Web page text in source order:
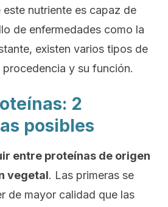
nutriente es capaz de
de enfermedades como la
existen varios tipos de
y su función.
2
posibles
entre proteínas de origen
vegetal. Las primeras se
de mayor calidad que las